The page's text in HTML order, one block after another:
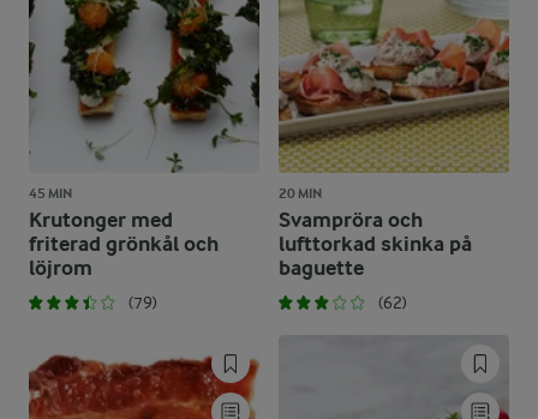
45 MIN
Krutonger med
friterad grönkål och
löjrom
(79)
20 MIN
Svampröra och
lufttorkad skinka på
baguette
(62)